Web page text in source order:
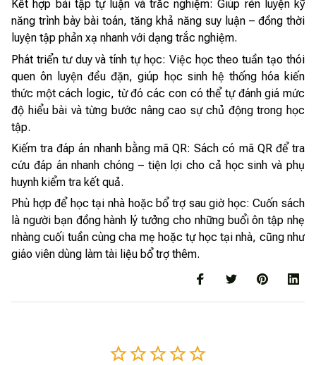
Kết hợp bài tập tự luận và trắc nghiệm: Giúp rèn luyện kỹ
năng trình bày bài toán, tăng khả năng suy luận – đồng thời
luyện tập phản xạ nhanh với dạng trắc nghiệm.
Phát triển tư duy và tính tự học: Việc học theo tuần tạo thói
quen ôn luyện đều đặn, giúp học sinh hệ thống hóa kiến
thức một cách logic, từ đó các con có thể tự đánh giá mức
độ hiểu bài và từng bước nâng cao sự chủ động trong học
tập.
Kiếm tra đáp án nhanh bằng mã QR: Sách có mã QR để tra
cứu đáp án nhanh chóng – tiện lợi cho cả học sinh và phụ
huynh kiểm tra kết quả.
Phù hợp để học tại nhà hoặc bổ trợ sau giờ học: Cuốn sách
là người bạn đồng hành lý tưởng cho những buổi ôn tập nhẹ
nhàng cuối tuần cùng cha mẹ hoặc tự học tại nhà, cũng như
giáo viên dùng làm tài liệu bổ trợ thêm.